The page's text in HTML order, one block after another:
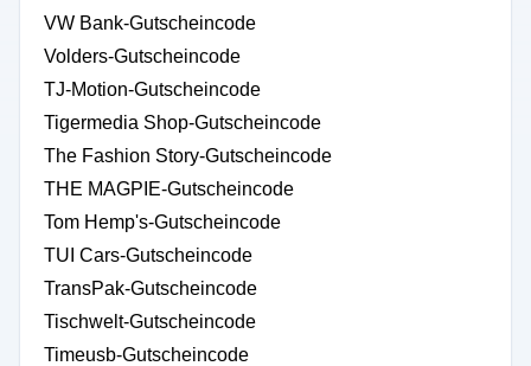
VW Bank-Gutscheincode
Volders-Gutscheincode
TJ-Motion-Gutscheincode
Tigermedia Shop-Gutscheincode
The Fashion Story-Gutscheincode
THE MAGPIE-Gutscheincode
Tom Hemp's-Gutscheincode
TUI Cars-Gutscheincode
TransPak-Gutscheincode
Tischwelt-Gutscheincode
Timeusb-Gutscheincode